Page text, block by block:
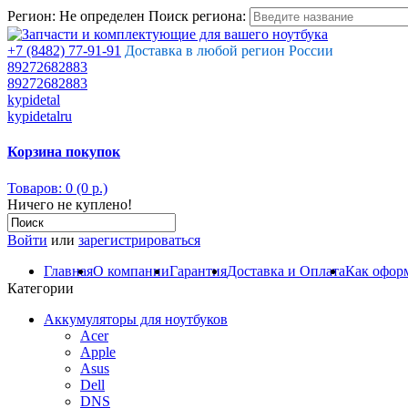
Регион: Не определен Поиск региона:
+7 (8482) 77-91-91 Доставка в любой регион России
89272682883
89272682883
kypidetal
kypidetalru
Корзина покупок
Товаров: 0 (0 р.)
Ничего не куплено!
Войти или зарегистрироваться
ГлавнаяО компанииГарантияДоставка и ОплатаКак
Категории
Аккумуляторы для ноутбуков
Acer
Apple
Asus
Dell
DNS